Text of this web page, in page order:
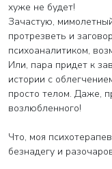
хуже не будет!
Зачастую,
протрезветь и
психоаналитиком,
Или, пара придет к
истории с
просто телом. Даже,
возлюбленного!
Что, моя
безнадегу и